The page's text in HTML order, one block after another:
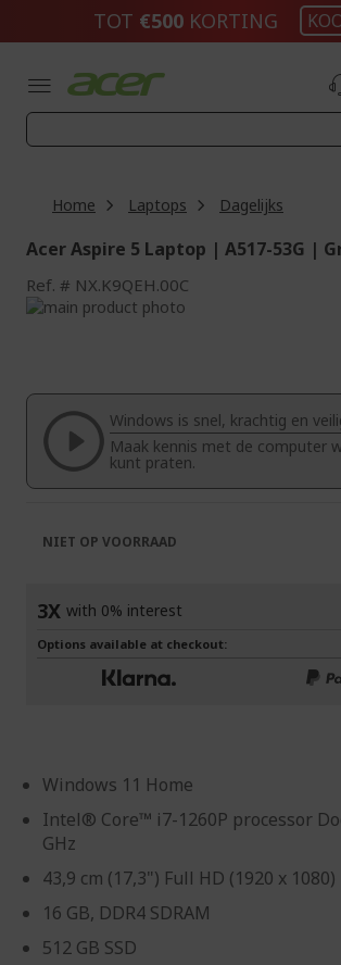
inhoud
TOT €500KORTING
Home Laptops Dagelijks
Acer Aspire 5 Laptop | A517-53G |
Ref. NX.K9QEH.00C
Ga
van
afbeeldingen-
gallerij
begin
afbeeldingen-
gallerij
Windows is snel, krachtig en
Maak kennis met de computer
kunt praten.
Windows 11 Home
Intel® Core™ i7-1260P processor
GHz
43,9 cm (17,3") Full HD (1920 x 1080)
16 GB, DDR4 SDRAM
512 GB SSD
NIET OP VOORRAAD
3X with 0% interest
Options available at checkout: